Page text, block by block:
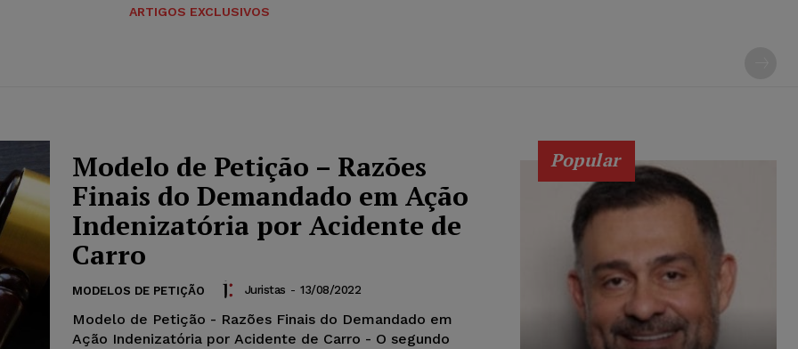
ARTIGOS EXCLUSIVOS
Modelo de Petição – Razões
Finais do Demandado em Ação
Indenizatória por Acidente de
Carro
MODELOS DE PETIÇÃO Juristas - 13/08/2022
Modelo de Petição - Razões Finais do Demandado em
Ação Indenizatória por Acidente de Carro - O segundo
Popular